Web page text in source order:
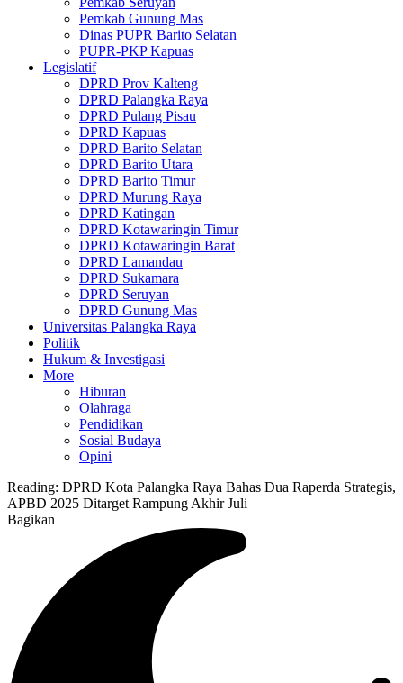
Pemkab Gunung Mas
Dinas PUPR Barito Selatan
PUPR-PKP Kapuas
Legislatif
DPRD Prov Kalteng
DPRD Palangka Raya
DPRD Pulang Pisau
DPRD Kapuas
DPRD Barito Selatan
DPRD Barito Utara
DPRD Barito Timur
DPRD Murung Raya
DPRD Katingan
DPRD Kotawaringin Timur
DPRD Kotawaringin Barat
DPRD Lamandau
DPRD Sukamara
DPRD Seruyan
DPRD Gunung Mas
Universitas Palangka Raya
Politik
Hukum & Investigasi
More
Hiburan
Olahraga
Pendidikan
Sosial Budaya
Opini
Reading: DPRD Kota Palangka Raya Bahas Dua Raperda Strategis,
APBD 2025 Ditarget Rampung Akhir Juli
Bagikan